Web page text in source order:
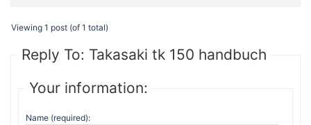
Viewing 1 post (of 1 total)
Reply To: Takasaki tk 150 handbuch
Your information:
Name (required):